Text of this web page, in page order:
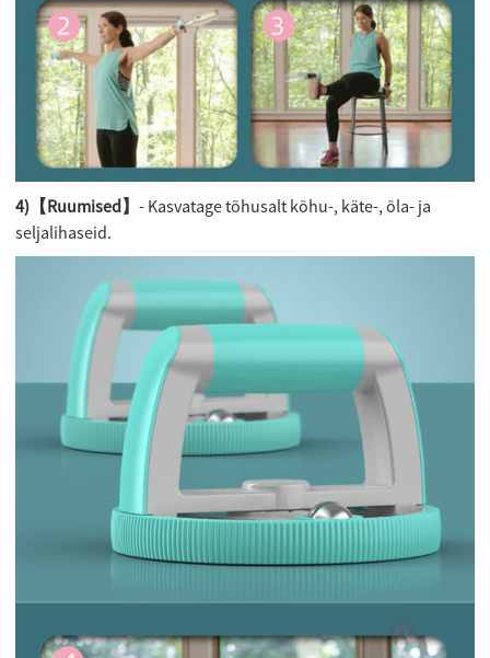
4)【Ruumised】- Kasvatage tõhusalt kõhu-, käte-, õla- ja
seljalihaseid.